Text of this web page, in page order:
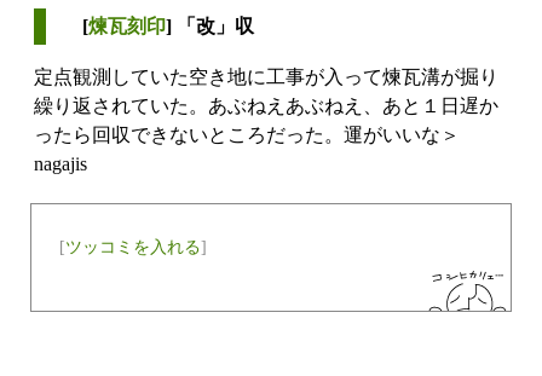
[煉瓦刻印] 「改」収
定点観測していた空き地に工事が入って煉瓦溝が掘り
繰り返されていた。あぶねえあぶねえ、あと１日遅か
ったら回収できないところだった。運がいいな＞
nagajis
[ツッコミを入れる]